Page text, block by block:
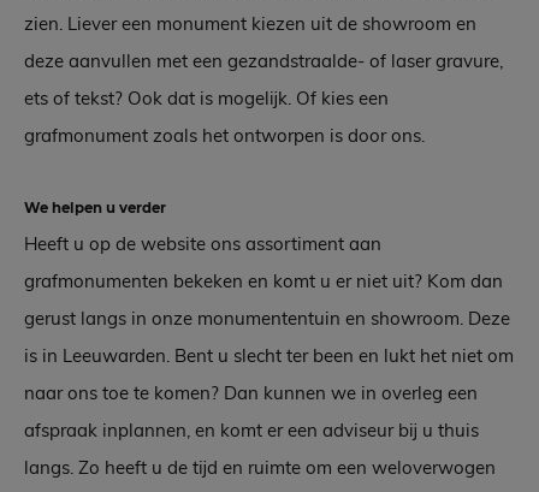
zien. Liever een monument kiezen uit de showroom en
deze aanvullen met een gezandstraalde- of laser gravure,
ets of tekst? Ook dat is mogelijk. Of kies een
grafmonument zoals het ontworpen is door ons.
We helpen u verder
Heeft u op de website ons assortiment aan
grafmonumenten bekeken en komt u er niet uit? Kom dan
gerust langs in onze monumententuin en showroom. Deze
is in Leeuwarden. Bent u slecht ter been en lukt het niet om
naar ons toe te komen? Dan kunnen we in overleg een
afspraak inplannen, en komt er een adviseur bij u thuis
langs. Zo heeft u de tijd en ruimte om een weloverwogen